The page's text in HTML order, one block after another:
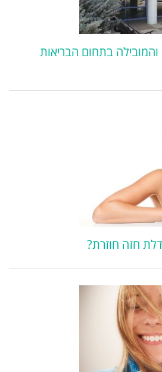
בתחום הבריאות
חזה חוזרת?